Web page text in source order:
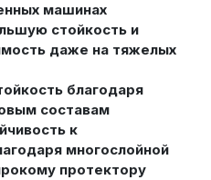
машинах
стойкость и
даже на тяжелых
благодаря
составам
к
многослойной
протектору